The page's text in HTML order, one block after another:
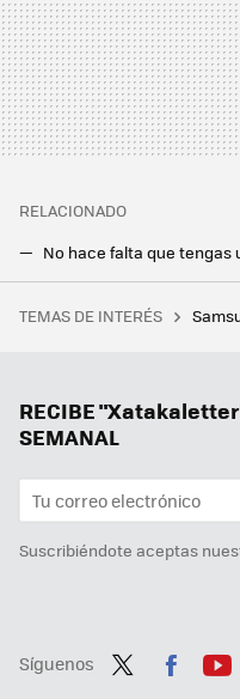
RELACIONADO
TEMAS DE INTERÉS
RECIBE
SEMANAL
Suscribiéndote aceptas
Síguenos